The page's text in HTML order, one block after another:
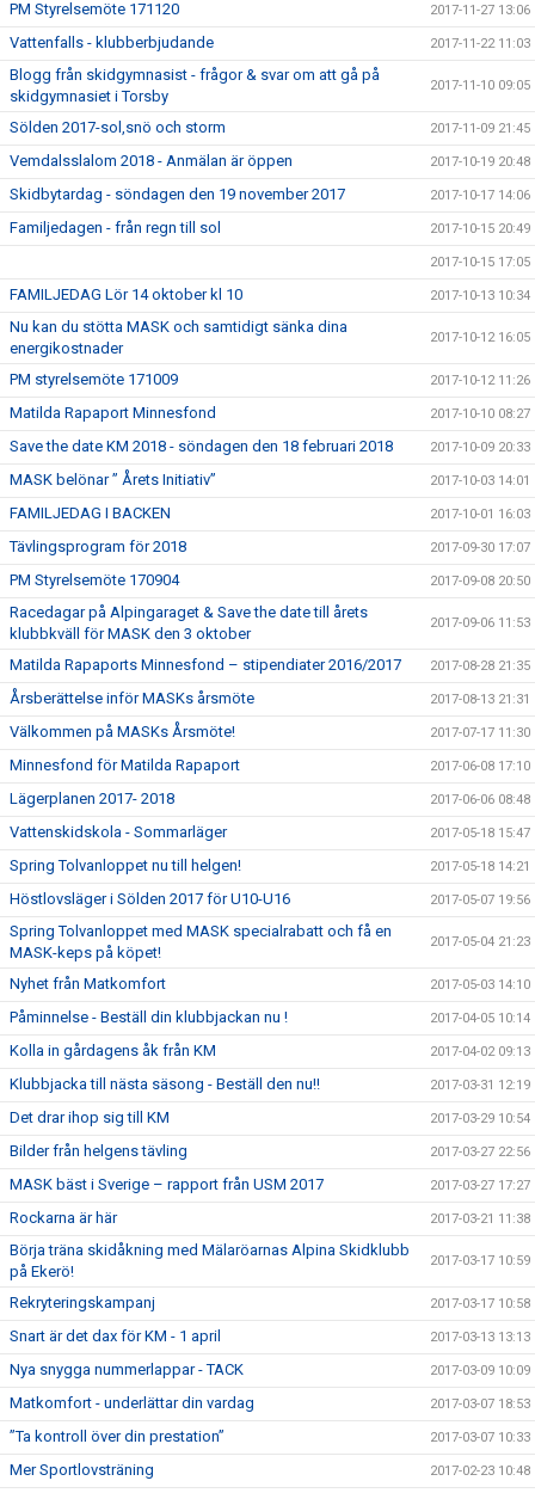
PM Styrelsemöte 171120 2017-11-27 13:06
Vattenfalls - klubberbjudande 2017-11-22 11:03
Blogg från skidgymnasist - frågor & svar om att gå på
skidgymnasiet i Torsby
2017-11-10 09:05
Sölden 2017-sol,snö och storm 2017-11-09 21:45
Vemdalsslalom 2018 - Anmälan är öppen 2017-10-19 20:48
Skidbytardag - söndagen den 19 november 2017 2017-10-17 14:06
Familjedagen - från regn till sol 2017-10-15 20:49
2017-10-15 17:05
FAMILJEDAG Lör 14 oktober kl 10 2017-10-13 10:34
Nu kan du stötta MASK och samtidigt sänka dina
energikostnader
2017-10-12 16:05
PM styrelsemöte 171009 2017-10-12 11:26
Matilda Rapaport Minnesfond 2017-10-10 08:27
Save the date KM 2018 - söndagen den 18 februari 2018 2017-10-09 20:33
MASK belönar ” Årets Initiativ” 2017-10-03 14:01
FAMILJEDAG I BACKEN 2017-10-01 16:03
Tävlingsprogram för 2018 2017-09-30 17:07
PM Styrelsemöte 170904 2017-09-08 20:50
Racedagar på Alpingaraget & Save the date till årets
klubbkväll för MASK den 3 oktober
2017-09-06 11:53
Matilda Rapaports Minnesfond – stipendiater 2016/2017 2017-08-28 21:35
Årsberättelse inför MASKs årsmöte 2017-08-13 21:31
Välkommen på MASKs Årsmöte! 2017-07-17 11:30
Minnesfond för Matilda Rapaport 2017-06-08 17:10
Lägerplanen 2017- 2018 2017-06-06 08:48
Vattenskidskola - Sommarläger 2017-05-18 15:47
Spring Tolvanloppet nu till helgen! 2017-05-18 14:21
Höstlovsläger i Sölden 2017 för U10-U16 2017-05-07 19:56
Spring Tolvanloppet med MASK specialrabatt och få en
MASK-keps på köpet!
2017-05-04 21:23
Nyhet från Matkomfort 2017-05-03 14:10
Påminnelse - Beställ din klubbjackan nu ! 2017-04-05 10:14
Kolla in gårdagens åk från KM 2017-04-02 09:13
Klubbjacka till nästa säsong - Beställ den nu!! 2017-03-31 12:19
Det drar ihop sig till KM 2017-03-29 10:54
Bilder från helgens tävling 2017-03-27 22:56
MASK bäst i Sverige – rapport från USM 2017 2017-03-27 17:27
Rockarna är här 2017-03-21 11:38
Börja träna skidåkning med Mälaröarnas Alpina Skidklubb
på Ekerö!
2017-03-17 10:59
Rekryteringskampanj 2017-03-17 10:58
Snart är det dax för KM - 1 april 2017-03-13 13:13
Nya snygga nummerlappar - TACK 2017-03-09 10:09
Matkomfort - underlättar din vardag 2017-03-07 18:53
”Ta kontroll över din prestation” 2017-03-07 10:33
Mer Sportlovsträning 2017-02-23 10:48